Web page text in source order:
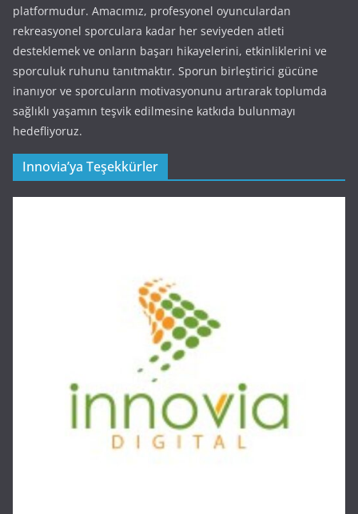
platformudur. Amacımız, profesyonel oyunculardan
rekreasyonel sporculara kadar her seviyeden atleti
desteklemek ve onların başarı hikayelerini, etkinliklerini ve
sporculuk ruhunu tanıtmaktır. Sporun birleştirici gücüne
inanıyor ve sporcuların motivasyonunu artırarak toplumda
sağlıklı yaşamın teşvik edilmesine katkıda bulunmayı
hedefliyoruz.
Innovia’ya Teşekkürler